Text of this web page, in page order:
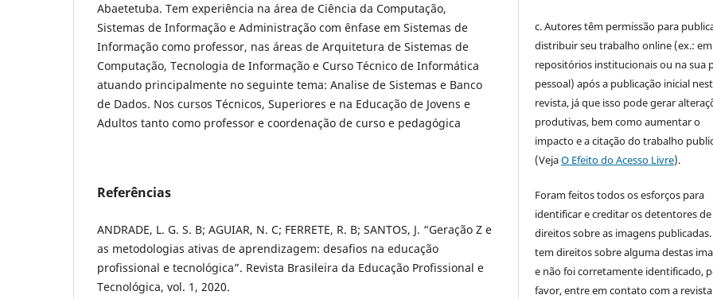
Abaetetuba. Tem experiência na área de Ciência da Computação,
Sistemas de Informação e Administração com ênfase em Sistemas de
Informação como professor, nas áreas de Arquitetura de Sistemas de
Computação, Tecnologia de Informação e Curso Técnico de Informática
atuando principalmente no seguinte tema: Analise de Sistemas e Banco
de Dados. Nos cursos Técnicos, Superiores e na Educação de Jovens e
Adultos tanto como professor e coordenação de curso e pedagógica
Referências
ANDRADE, L. G. S. B; AGUIAR, N. C; FERRETE, R. B; SANTOS, J. “Geração Z e
as metodologias ativas de aprendizagem: desafios na educação
profissional e tecnológica”. Revista Brasileira da Educação Profissional e
Tecnológica, vol. 1, 2020.
c. Autores têm permissão para
distribuir seu trabalho online (ex.: em
repositórios institucionais ou na sua
pessoal) após a publicação inicial
revista, já que isso pode gerar
produtivas, bem como aumentar o
impacto e a citação do trabalho
(VejaO Efeito do Acesso Livre).
Foram feitos todos os esforços para
identificar e creditar os detentores de
direitos sobre as imagens publicadas.
tem direitos sobre alguma destas
e não foi corretamente identificado,
favor, entre em contato com a revista